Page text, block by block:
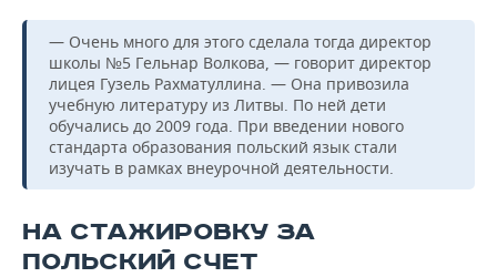
— Очень много для этого сделала тогда директор
школы №5 Гельнар Волкова, — говорит директор
лицея Гузель Рахматуллина. — Она привозила
учебную литературу из Литвы. По ней дети
обучались до 2009 года. При введении нового
стандарта образования польский язык стали
изучать в рамках внеурочной деятельности.
НА СТАЖИРОВКУ ЗА
ПОЛЬСКИЙ СЧЕТ